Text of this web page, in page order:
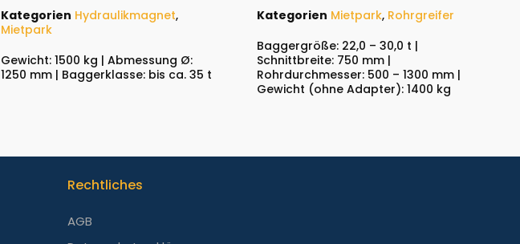
Kategorien Hydraulikmagnet,
Mietpark
Gewicht: 1500 kg | Abmessung Ø:
1250 mm | Baggerklasse: bis ca. 35 t
Kategorien Mietpark, Rohrgreifer
Baggergröße: 22,0 – 30,0 t |
Schnittbreite: 750 mm |
Rohrdurchmesser: 500 – 1300 mm |
Gewicht (ohne Adapter): 1400 kg
Rechtliches
AGB